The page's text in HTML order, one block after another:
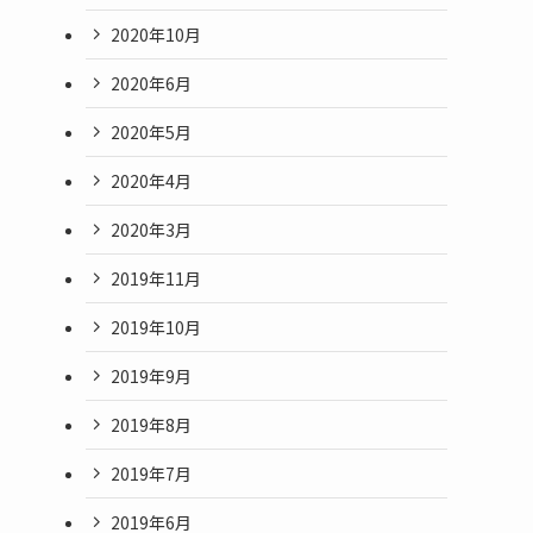
2020年10月
2020年6月
2020年5月
2020年4月
2020年3月
2019年11月
2019年10月
2019年9月
2019年8月
2019年7月
2019年6月